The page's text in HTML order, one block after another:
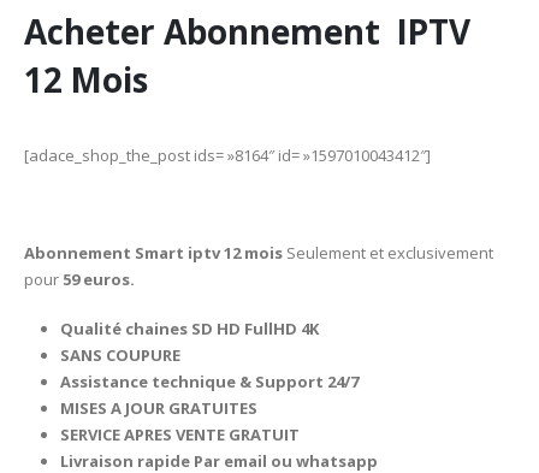
Acheter Abonnement IPTV
12 Mois
[adace_shop_the_post ids= »8164″ id= »1597010043412″]
Abonnement Smart iptv 12 mois Seulement et exclusivement
pour 59 euros.
Qualité chaines SD HD FullHD 4K
SANS COUPURE
Assistance technique & Support 24/7
MISES A JOUR GRATUITES
SERVICE APRES VENTE GRATUIT
Livraison rapide Par email ou whatsapp